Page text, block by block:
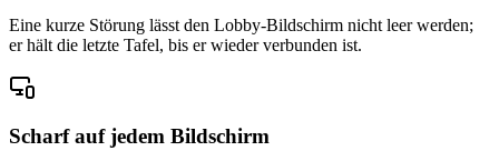
Eine kurze Störung lässt den Lobby-Bildschirm nicht leer werden;
er hält die letzte Tafel, bis er wieder verbunden ist.
Scharf auf jedem Bildschirm